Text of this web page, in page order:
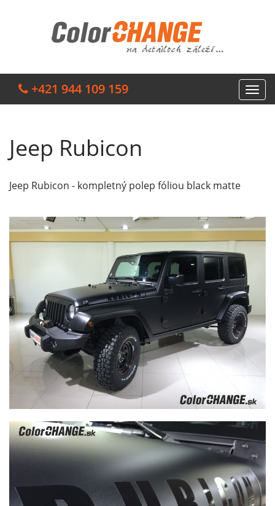
+421 944 109 159
Jeep Rubicon
Jeep Rubicon - kompletný polep fóliou black matte